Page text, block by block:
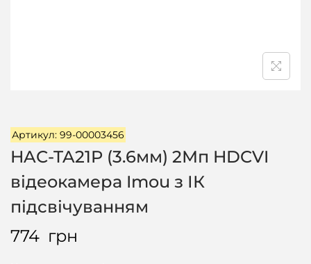
Артикул: 99-00003456
HAC-TA21P (3.6мм) 2Мп HDCVI
відеокамера Imou з ІК
підсвічуванням
774 грн